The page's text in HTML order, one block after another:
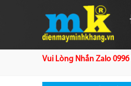
Vui Lòng Nhắn Zalo